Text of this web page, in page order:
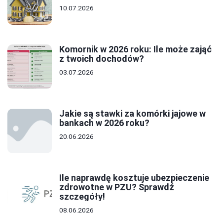
10.07.2026
Komornik w 2026 roku: Ile może zająć
z twoich dochodów?
03.07.2026
Jakie są stawki za komórki jajowe w
bankach w 2026 roku?
20.06.2026
Ile naprawdę kosztuje ubezpieczenie
zdrowotne w PZU? Sprawdź
szczegóły!
08.06.2026